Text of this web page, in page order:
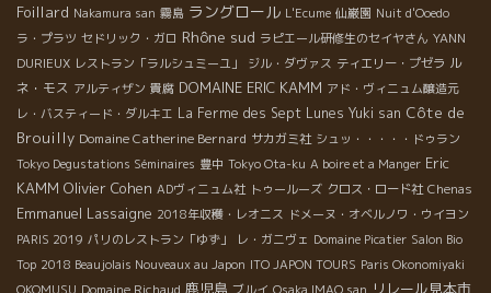
Foillard Nakamura san 霧島 ラングロール L'Ecume 仙巌園 Nuit d'Ooedo
ラ・プラツ セドリック・ガロ Rhône sud ラピエール研修生のセイヤさん YANN
DURIEUX レストラン「ラルシュミーユ」 ジル・ダヴァス ティエリー・プゼラ ル
ネ・モス アルティザン 貴腐 DOMAINE ERIC KAMM アド・ヴィニュム醸造元
レ・バスティード・ダルキエ La Ferme des Sept Lunes Yuki san Côte de
Brouilly Domaine Catherine Bernard サカガミ社 シュッ・・・・・ドゥラン
Tokyo Degustations Séminaires 豊中 Tokyo Ota-ku A boire et a Manger Eric
KAMM Olivier Cohen ADヴィニュム社 トゥールーズ クロス・ロード社 Chenas
Emmanuel Lassaigne 2018年収穫・レオニス ドメーヌ・オベルノワ・ウイヨン
PARIS 2019 パリのレストラン「ゆず」 レ・ガニヴェ Domaine Picatier Salon Bio
Top 2018 Beaujolais Nouveaux au Japon ITO JAPON TOURS Paris Okonomiyaki